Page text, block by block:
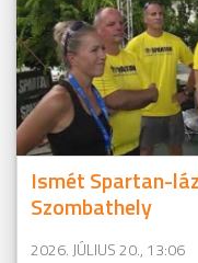
Ismét Spartan-
Szombathely
2026. JÚLIUS 20., 13:06